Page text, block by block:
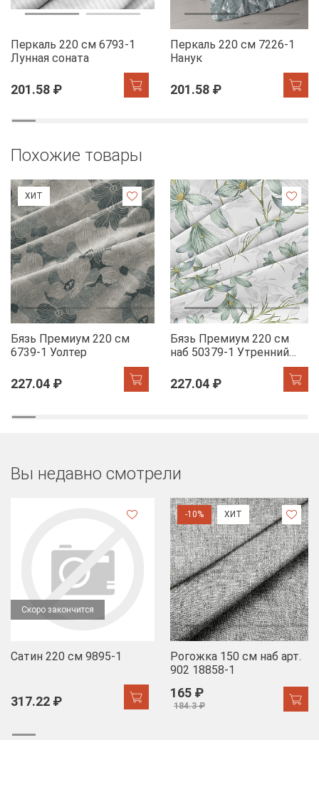
Перкаль 220 см 6793-1
Лунная соната
201.58 ₽
Перкаль 220 см 7226-1
Нанук
201.58 ₽
Похожие товары
ХИТ
Бязь Премиум 220 см
6739-1 Уолтер
227.04 ₽
Бязь Премиум 220 см
наб 50379-1 Утренний
227.04 ₽
Вы недавно смотрели
Скоро закончится
Сатин 220 см 9895-1
317.22 ₽
-10% ХИТ
Рогожка 150 см наб арт.
902 18858-1
165 ₽
184.3 ₽